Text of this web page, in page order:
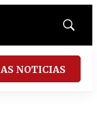
Mostrar
NOTICIAS